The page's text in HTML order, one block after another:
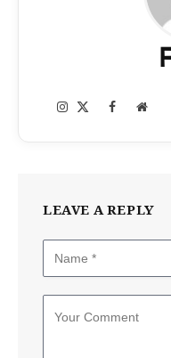
Website
Facebook
Instagram
LEAVE A REPLY